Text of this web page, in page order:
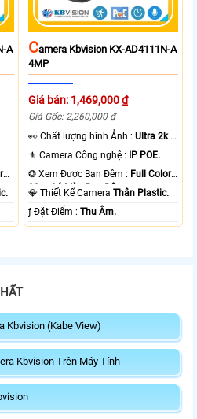
A CAmera Kbvision KX-AD4111N-A
4MP
Giá bán: 1,469,000 ₫
Giá Gốc: 2,260,000 ₫
️👀 Chất lượng hình Ảnh :Ultra 2k +
⚜️ Camera Công nghệ : IP POE.
❂ Xem Được Ban Đêm : Full Color
30m Có Màu Ban Ðêm.
💎 Thiết Kế CameraThân Plastic.
️ƒ Đặt Điểm :Thu Âm.
Kbvision (Kabe View)
Kbvision Trên Máy Tính